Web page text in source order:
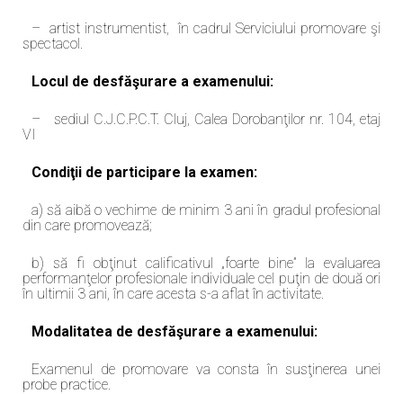
– artist instrumentist, în cadrul Serviciului promovare şi
spectacol.
Locul de desfăşurare a examenului:
– sediul C.J.C.P.C.T. Cluj, Calea Dorobanţilor nr. 104, etaj
VI
Condiţii de participare la examen:
a) să aibă o vechime de minim 3 ani în gradul profesional
din care promovează;
b) să fi obţinut calificativul „foarte bine” la evaluarea
performanţelor profesionale individuale cel puţin de două ori
în ultimii 3 ani, în care acesta s-a aflat în activitate.
Modalitatea de desfăşurare a examenului:
Examenul de promovare va consta în susţinerea unei
probe practice.